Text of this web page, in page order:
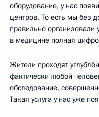
оборудование, у нас
центров. То есть мы без
правильно организовали
в медицине полная
Жители проходят
фактически любой
обследование,
Такая услуга у нас уже